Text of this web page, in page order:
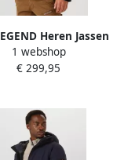
Heren Jassen
Donkerblauw
1 webshop
€ 299,95